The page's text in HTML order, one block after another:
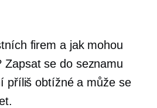
firem a jak mohou
Zapsat se do seznamu
příliš obtížné a může se